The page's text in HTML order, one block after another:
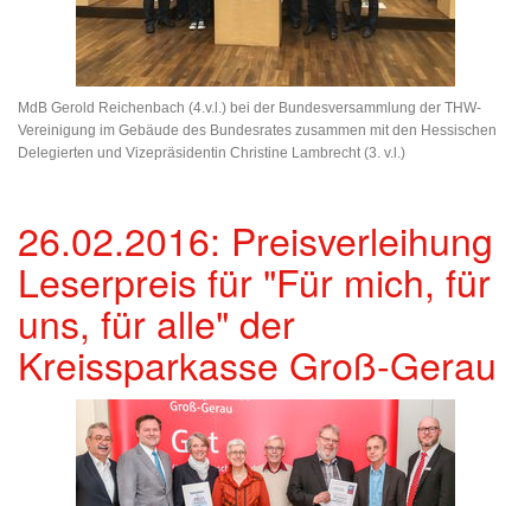
MdB Gerold Reichenbach (4.v.l.) bei der Bundesversammlung der THW-
Vereinigung im Gebäude des Bundesrates zusammen mit den Hessischen
Delegierten und Vizepräsidentin Christine Lambrecht (3. v.l.)
26.02.2016: Preisverleihung
Leserpreis für "Für mich, für
uns, für alle" der
Kreissparkasse Groß-Gerau